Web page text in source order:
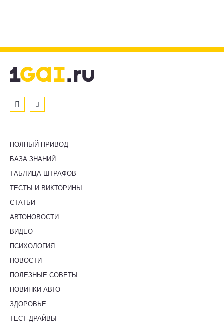
ПОЛНЫЙ ПРИВОД
БАЗА ЗНАНИЙ
ТАБЛИЦА ШТРАФОВ
ТЕСТЫ И ВИКТОРИНЫ
СТАТЬИ
АВТОНОВОСТИ
ВИДЕО
ПСИХОЛОГИЯ
НОВОСТИ
ПОЛЕЗНЫЕ СОВЕТЫ
НОВИНКИ АВТО
ЗДОРОВЬЕ
ТЕСТ-ДРАЙВЫ